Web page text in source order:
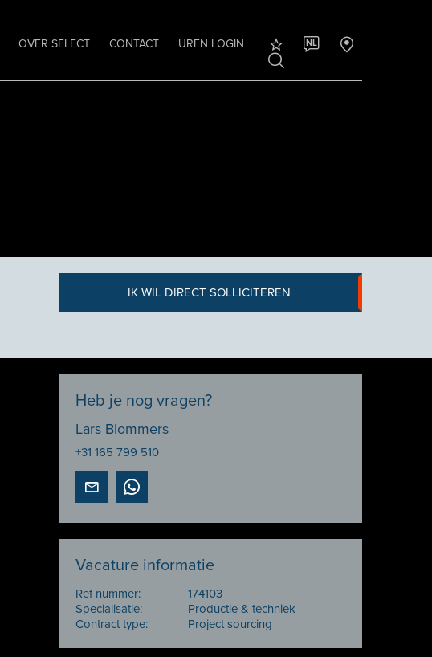
OVER SELECT CONTACT
UREN LOGIN
NL
IK WIL DIRECT SOLLICITEREN
Heb je nog vragen?
Lars Blommers
+31 165 799 510
Vacature informatie
Ref nummer:
174103
Specialisatie:
Productie & techniek
Contract type:
Project sourcing